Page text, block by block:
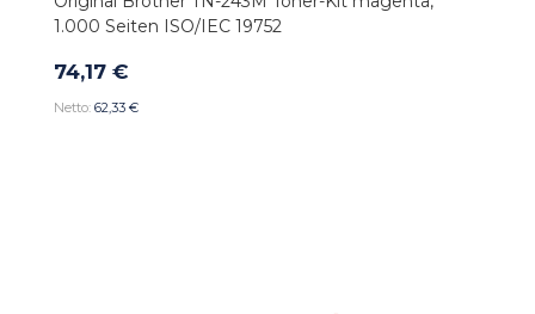
1.000 Seiten ISO/IEC 19752
74,17 €
62,33 €